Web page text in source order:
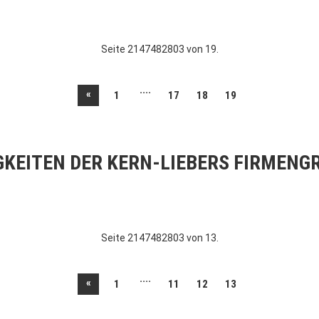
Seite 2147482803 von 19.
« 1 .... 17 18 19
DER KERN-LIEBERS
Seite 2147482803 von 13.
« 1 .... 11 12 13